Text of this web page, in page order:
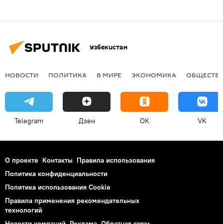
Узбекистан
НОВОСТИ ПОЛИТИКА В МИРЕ ЭКОНОМИКА
Telegram Дзен OK VK
О проекте Контакты Правила использования
Политика конфиденциальности
Политика использования Cookie
Правила применения рекомендательных
технологий